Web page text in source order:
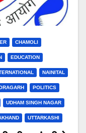
CHAMOLI
EDUCATION
NAINITAL
POLITICS
UDHAM SINGH NAGAR
UTTARKASHI